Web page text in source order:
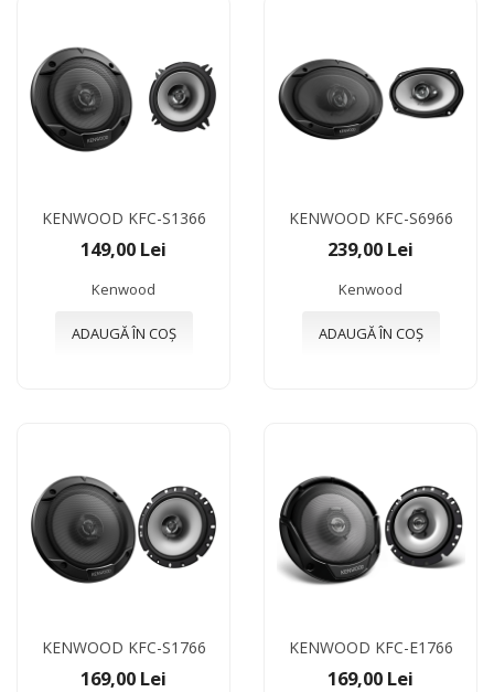
KENWOOD KFC-S1366
149,00 Lei
Kenwood
ADAUGĂ ÎN COȘ
KENWOOD KFC-S6966
239,00 Lei
Kenwood
ADAUGĂ ÎN COȘ
KENWOOD KFC-S1766
169,00 Lei
KENWOOD KFC-E1766
169,00 Lei